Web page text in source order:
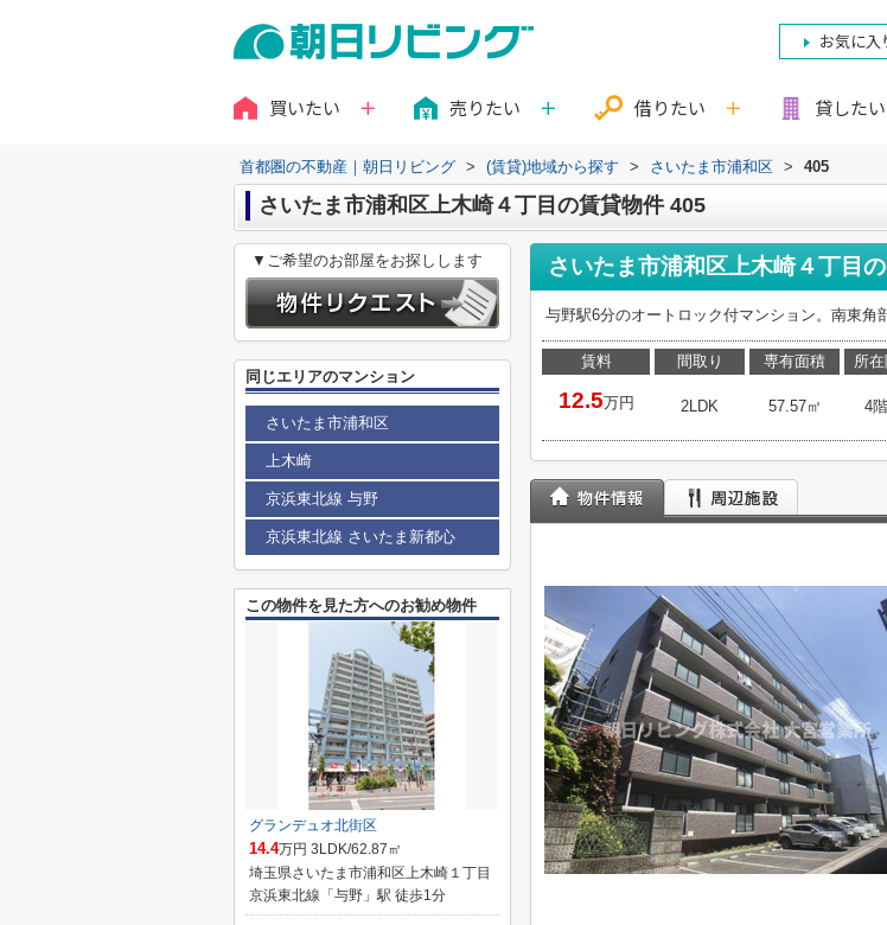
お気に入
買いたい 売りたい 借りたい 貸したい
首都圏の不動産｜朝日リビング > (賃貸)地域から探す > さいたま市浦和区 > 405
さいたま市浦和区上木崎４丁目の賃貸物件 405
さいたま市浦和区上木崎４丁目
与野駅6分のオートロック付マンション。南東角
賃料
12.5万円
間取り
2LDK
専有面積
57.57㎡
所
4階
▼ご希望のお部屋をお探しします
同じエリアのマンション
さいたま市浦和区
上木崎
京浜東北線 与野
京浜東北線 さいたま新都心
この物件を見た方へのお勧め物件
グランデュオ北街区
14.4万円 3LDK/62.87㎡
埼玉県さいたま市浦和区上木崎１丁目
京浜東北線「与野」駅 徒歩1分